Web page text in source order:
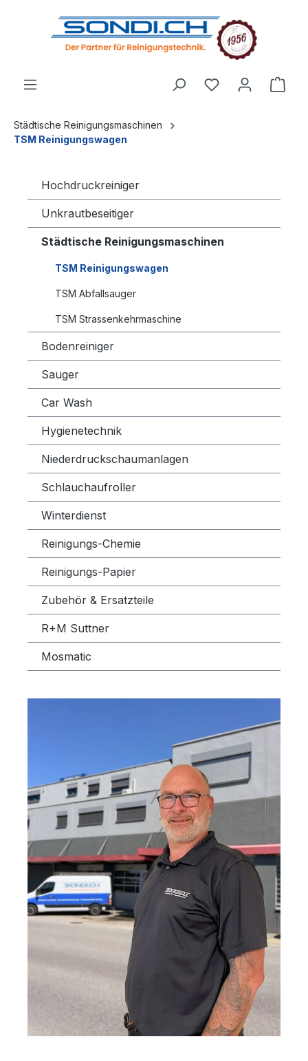
springen
Städtische Reinigungsmaschinen
TSM Reinigungswagen
Hochdruckreiniger
Unkrautbeseitiger
Städtische Reinigungsmaschinen
TSM Reinigungswagen
TSM Abfallsauger
TSM Strassenkehrmaschine
Bodenreiniger
Sauger
Car Wash
Hygienetechnik
Niederdruckschaumanlagen
Schlauchaufroller
Winterdienst
Reinigungs-Chemie
Reinigungs-Papier
Zubehör & Ersatzteile
R+M Suttner
Mosmatic